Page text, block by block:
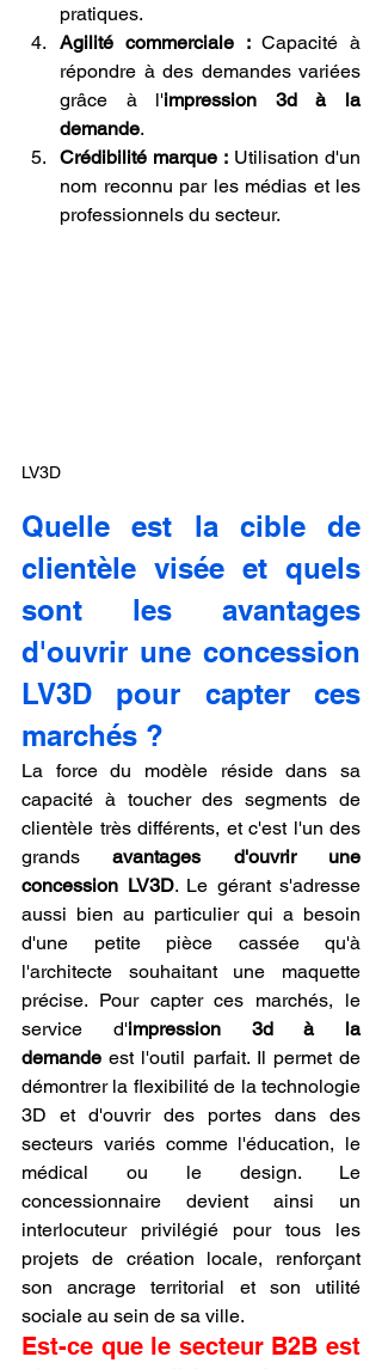
pratiques.
Agilité commerciale : Capacité à
répondre à des demandes variées
grâce à l'impression 3d à la
demande.
Crédibilité marque : Utilisation d'un
nom reconnu par les médias et les
professionnels du secteur.
LV3D
Quelle est la cible de
clientèle visée et quels
sont les avantages
d'ouvrir une concession
LV3D pour capter ces
marchés ?
La force du modèle réside dans sa
capacité à toucher des segments de
clientèle très différents, et c'est l'un des
grands avantages d'ouvrir une
concession LV3D. Le gérant s'adresse
aussi bien au particulier qui a besoin
d'une petite pièce cassée qu'à
l'architecte souhaitant une maquette
précise. Pour capter ces marchés, le
service d'impression 3d à la
demande est l'outil parfait. Il permet de
démontrer la flexibilité de la technologie
3D et d'ouvrir des portes dans des
secteurs variés comme l'éducation, le
médical ou le design. Le
concessionnaire devient ainsi un
interlocuteur privilégié pour tous les
projets de création locale, renforçant
son ancrage territorial et son utilité
sociale au sein de sa ville.
Est-ce que le secteur B2B est